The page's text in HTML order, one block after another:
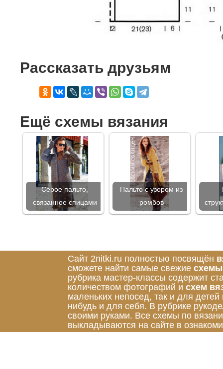
Рассказать друзьям
Ещё схемы вязания
Серое пальто,
связанное спицами
Пальто с узором из
ромбов
Сайт 2nitki.ru полностью посвящён
сможете найти самые свежие схемы
рубрика мастер-классы содержит
количеством фотографий и схем
маленьких непосед, так и для
нибудь и для себя. В рубрике
своими руками. Все схемы по
выкладываются на сайте в